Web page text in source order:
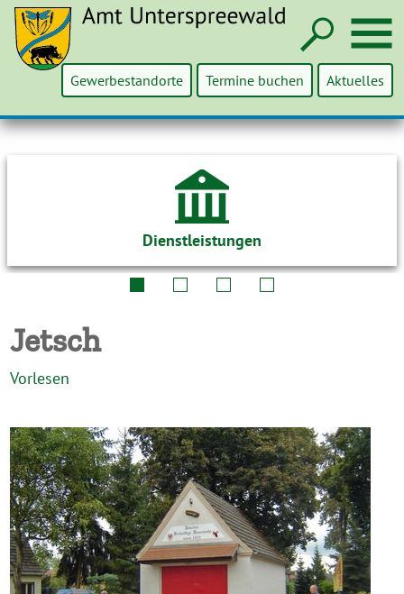
Gewerbestandorte Termine buchen Aktuelles
Dienstleistungen
Jetsch
Vorlesen